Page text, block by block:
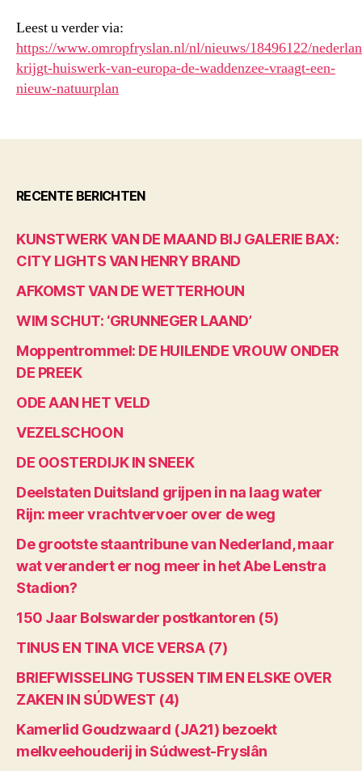
Leest u verder via:
https://www.omropfryslan.nl/nl/nieuws/18496122/
krijgt-huiswerk-van-europa-de-waddenzee-vraagt-een-
nieuw-natuurplan
RECENTE BERICHTEN
KUNSTWERK VAN DE MAAND BIJ GALERIE BAX:
CITY LIGHTS VAN HENRY BRAND
AFKOMST VAN DE WETTERHOUN
WIM SCHUT: ‘GRUNNEGER LAAND’
Moppentrommel: DE HUILENDE VROUW ONDER
DE PREEK
ODE AAN HET VELD
VEZELSCHOON
DE OOSTERDIJK IN SNEEK
Deelstaten Duitsland grijpen in na laag water
Rijn: meer vrachtvervoer over de weg
De grootste staantribune van Nederland, maar
wat verandert er nog meer in het Abe Lenstra
Stadion?
150 Jaar Bolswarder postkantoren (5)
TINUS EN TINA VICE VERSA (7)
BRIEFWISSELING TUSSEN TIM EN ELSKE OVER
ZAKEN IN SÚDWEST (4)
Kamerlid Goudzwaard (JA21) bezoekt
melkveehouderij in Súdwest-Fryslân